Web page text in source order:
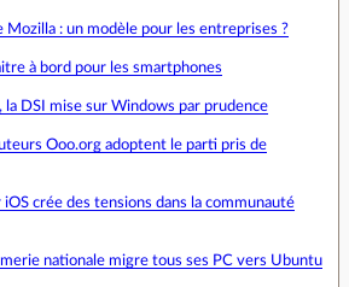
Mozilla : un modèle pour les entreprises ?
à bord pour les smartphones
la DSI mise sur Windows par prudence
Ooo.org adoptent le parti pris de
iOS crée des tensions dans la communauté
nationale migre tous ses PC vers Ubuntu